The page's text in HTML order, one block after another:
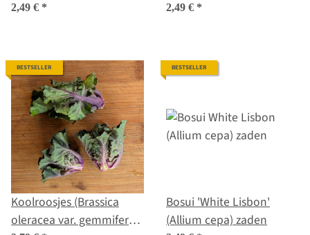
2,49 € * 2,49 € *
BESTSELLER
Koolroosjes (Brassica
oleracea var. gemmifera x
BESTSELLER
Bosui 'White Lisbon'
(Allium cepa) zaden